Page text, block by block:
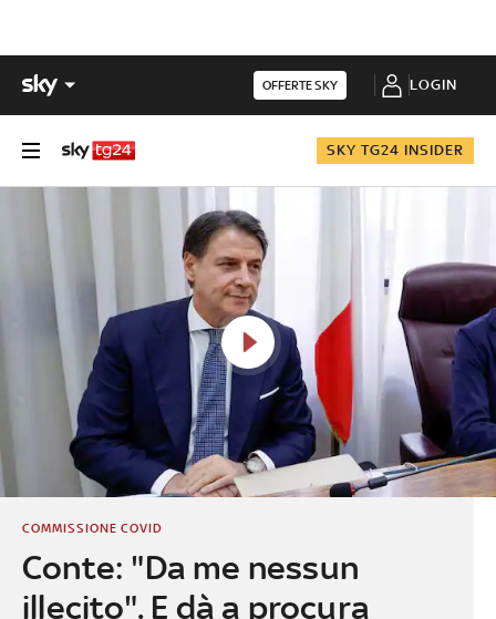
OFFERTE SKY LOGIN
SKY TG24 INSIDER
Conte: "Da me nessun
illecito". E dà a procura
COMMISSIONE COVID